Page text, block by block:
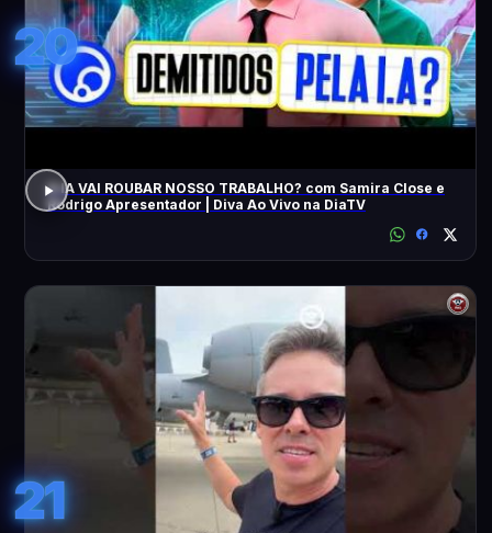
20
A IA VAI ROUBAR NOSSO TRABALHO? com Samira Close e
Rodrigo Apresentador | Diva Ao Vivo na DiaTV
21